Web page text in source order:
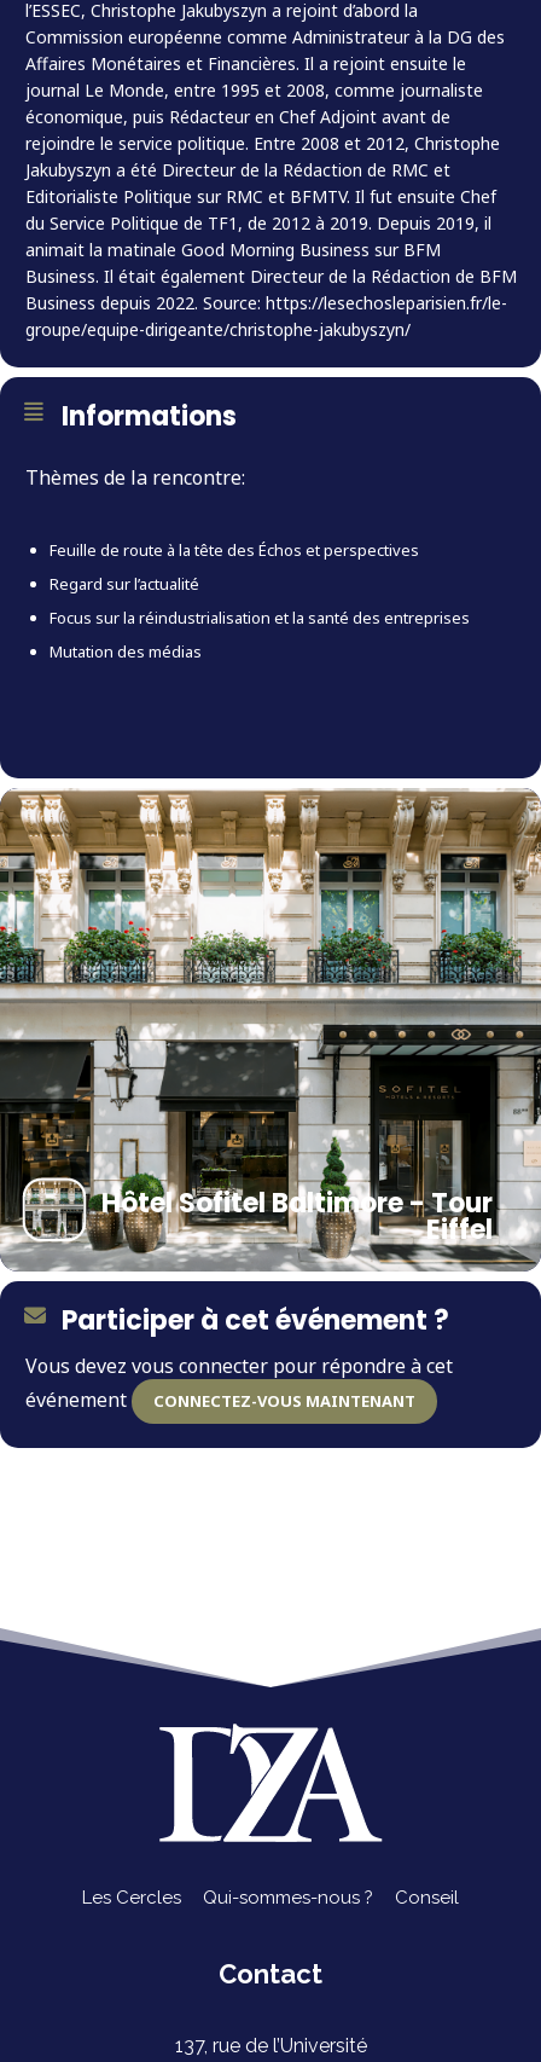
l’ESSEC, Christophe Jakubyszyn a rejoint d’abord la
Commission européenne comme Administrateur à la DG des
Affaires Monétaires et Financières. Il a rejoint ensuite le
journal Le Monde, entre 1995 et 2008, comme journaliste
économique, puis Rédacteur en Chef Adjoint avant de
rejoindre le service politique. Entre 2008 et 2012, Christophe
Jakubyszyn a été Directeur de la Rédaction de RMC et
Editorialiste Politique sur RMC et BFMTV. Il fut ensuite Chef
du Service Politique de TF1, de 2012 à 2019. Depuis 2019, il
animait la matinale Good Morning Business sur BFM
Business. Il était également Directeur de la Rédaction de BFM
Business depuis 2022. Source: https://lesechosleparisien.fr/le-
groupe/equipe-dirigeante/christophe-jakubyszyn/
Informations
Thèmes de la rencontre:
Feuille de route à la tête des Échos et perspectives
Regard sur l’actualité
Focus sur la réindustrialisation et la santé des entreprises
Mutation des médias
Hôtel Sofitel Baltimore - Tour
Eiffel
Participer à cet événement ?
Vous devez vous connecter pour répondre à cet
événement
CONNECTEZ-VOUS MAINTENANT
Les Cercles Qui-sommes-nous ? Conseil
Contact
137, rue de l’Université